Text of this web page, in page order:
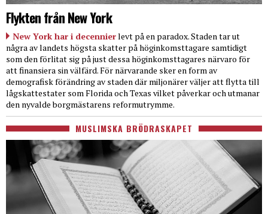
Flykten från New York
New York har i decennierlevt på en paradox. Staden tar ut
några av landets högsta skatter på höginkomsttagare samtidigt
som den förlitat sig på just dessa höginkomsttagares närvaro för
att finansiera sin välfärd. För närvarande sker en form av
demografisk förändring av staden där miljonärer väljer att flytta till
lågskattestater som Florida och Texas vilket påverkar och utmanar
den nyvalde borgmästarens reformutrymme.
MUSLIMSKA BRÖDRASKAPET